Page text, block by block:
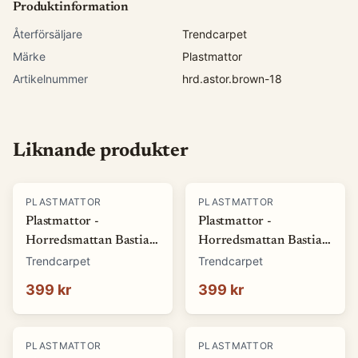
Produktinformation
Återförsäljare
Trendcarpet
Märke
Plastmattor
Artikelnummer
hrd.astor.brown-18
Liknande produkter
PLASTMATTOR
Plastmattor -
Horredsmattan Bastian
(grön) (Storlek: 70 x 50
Trendcarpet
399 kr
PLASTMATTOR
Plastmattor -
Horredsmattan Bastian
(röd) (Storlek: 70 x 50
Trendcarpet
399 kr
PLASTMATTOR PLASTMATTOR